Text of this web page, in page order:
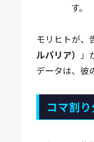
す。
モリヒトが、
ルバリア） 」
データは、彼
コマ割